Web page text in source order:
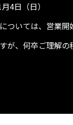
4日（日）
ついては、営業開
、何卒ご理解の